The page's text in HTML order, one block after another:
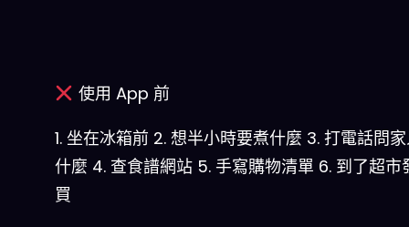
使用 App 前
1. 坐在冰箱前 2. 想半小時要煮什麼 3. 打電話問
什麼 4. 查食譜網站 5. 手寫購物清單 6. 到了超市
買